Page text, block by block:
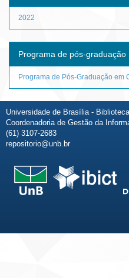
2022
Programa de pós-graduação
Programa de Pós-Graduação em
Universidade de Brasília -
Coordenadoria de Gestão da
(61) 3107-2683
repositorio@unb.br